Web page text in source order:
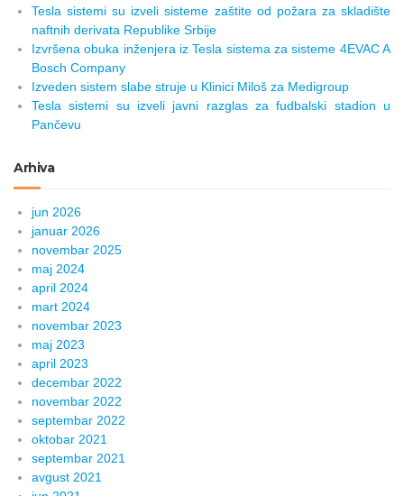
Tesla sistemi su izveli sisteme zaštite od požara za skladište
naftnih derivata Republike Srbije
Izvršena obuka inženjera iz Tesla sistema za sisteme 4EVAC A
Bosch Company
Izveden sistem slabe struje u Klinici Miloš za Medigroup
Tesla sistemi su izveli javni razglas za fudbalski stadion u
Pančevu
Arhiva
jun 2026
januar 2026
novembar 2025
maj 2024
april 2024
mart 2024
novembar 2023
maj 2023
april 2023
decembar 2022
novembar 2022
septembar 2022
oktobar 2021
septembar 2021
avgust 2021